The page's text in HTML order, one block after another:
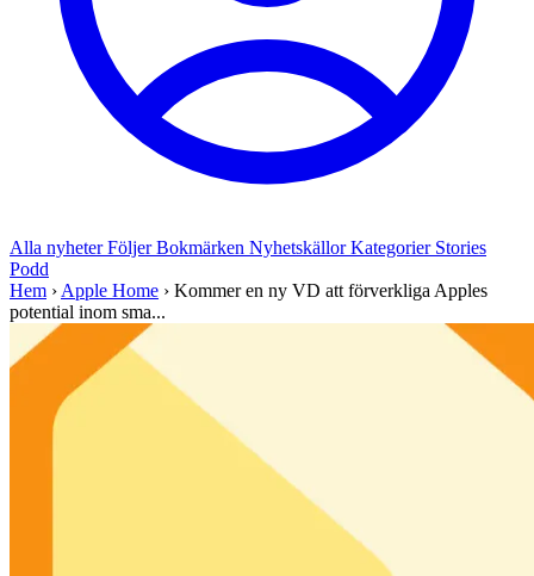
Alla nyheterFöljerBokmärken NyhetskällorKategorier Stories
Podd
Hem › Apple Home › Kommer en ny VD att förverkliga Apples
potential inom sma...